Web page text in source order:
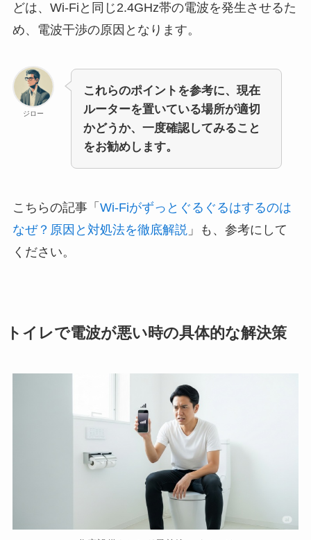
どは、Wi-Fiと同じ2.4GHz帯の電波を発生させるた
め、電波干渉の原因となります。
ジロー
これらのポイントを参考に、現在
ルーターを置いている場所が適切
かどうか、一度確認してみること
をお勧めします。
こちらの記事「 Wi-Fiがずっとぐるぐるはするのは
なぜ？原因と対処法を徹底解説 」も、参考にして
ください。
トイレで電波が悪い時の具体的な解決策